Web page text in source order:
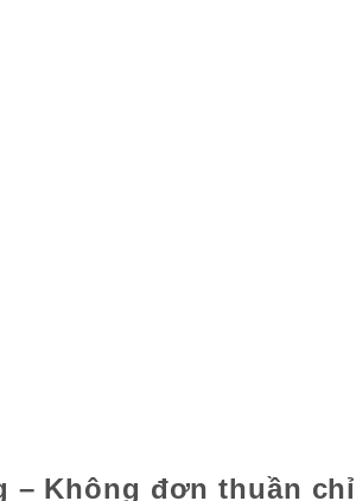
– Không đơn thuần